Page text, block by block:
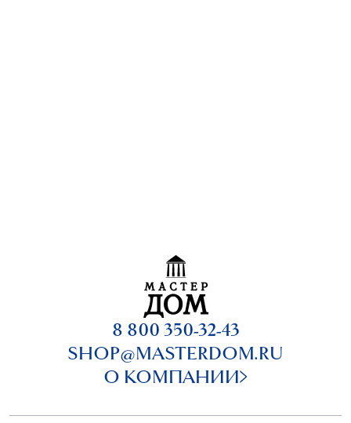
8 800 350-32-43
SHOP@MASTERDOM.RU
О КОМПАНИИ